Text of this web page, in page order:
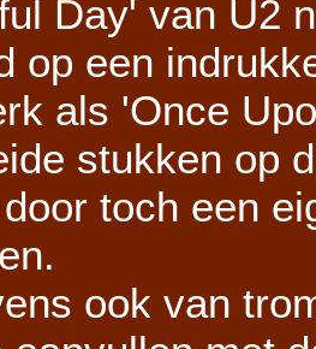
Day' van U2
op een
als 'Once
stukken op
toch een
ook van